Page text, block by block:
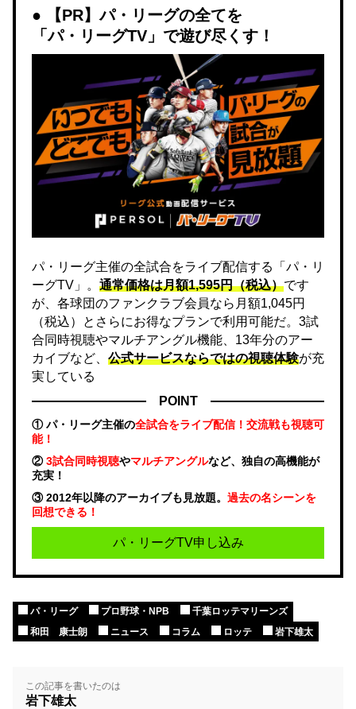
【PR】パ・リーグの全てを
「パ・リーグTV」で遊び尽くす！
パ・リーグ主催の全試合をライブ配信する「パ・リ
ーグTV」。 通常価格は月額1,595円（税込）です
が、各球団のファンクラブ会員なら月額1,045円
（税込）とさらにお得なプランで利用可能だ。3試
合同時視聴やマルチアングル機能、13年分のアー
カイブなど、 公式サービスならではの視聴体験が充
実している
POINT
① パ・リーグ主催の全試合をライブ配信！交流戦も視聴可
能！
②3試合同時視聴やマルチアングルなど、独自の高機能が
充実！
③ 2012年以降のアーカイブも見放題。 過去の名シーンを
回想できる！
パ・リーグTV申し込み
パ・リーグ プロ野球・NPB
千葉ロッテマリーンズ
和田 康士朗
ニュース コラム ロッテ 岩下雄太
この記事を書いたのは
岩下雄太